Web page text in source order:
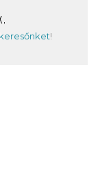
keresőnket!